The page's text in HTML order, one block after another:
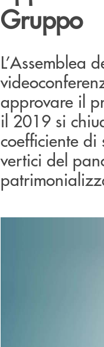
Gruppo
L’Assemblea
approvare il
il 2019 si
coefficiente
vertici del